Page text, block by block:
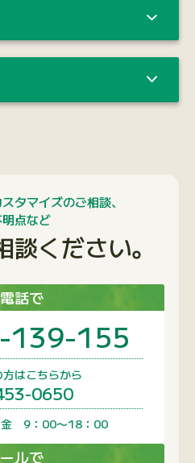
タマイズのご相談、
点など
ください。
話で
139-155
はこちらから
0650
金 9：00〜18：00
ルで